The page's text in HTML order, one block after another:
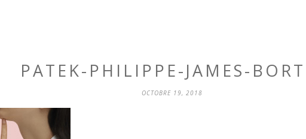
PATEK-PHILIPPE-JAMES-
OCTOBRE 19, 2018